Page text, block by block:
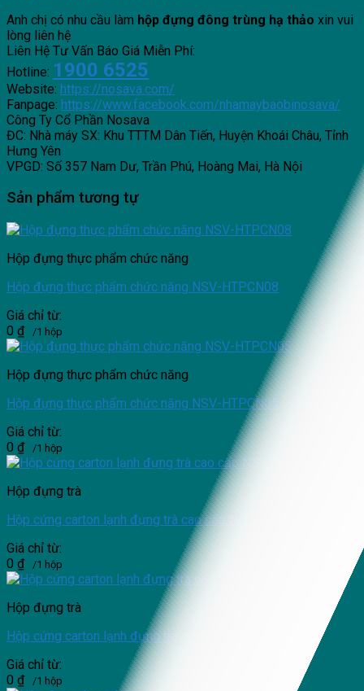
Anh chị có nhu cầu làm hộp đựng đông trùng hạ thảo xin vui
lòng liên hệ
Liên Hệ Tư Vấn Báo Giá Miễn Phí:
Hotline: 1900 6525
Website: https://nosava.com/
Fanpage: https://www.facebook.com/nhamaybaobinosava/
Công Ty Cổ Phần Nosava
ĐC: Nhà máy SX: Khu TTTM Dân Tiến, Huyện Khoái Châu, Tỉnh
Hưng Yên
VPGD: Số 357 Nam Dư, Trần Phú, Hoàng Mai, Hà Nội
Sản phẩm tương tự
Hộp đựng thực phẩm chức năng
Hộp đựng thực phẩm chức năng NSV-HTPCN08
Giá chỉ từ:
0 ₫ /1 hộp
Hộp đựng thực phẩm chức năng
Hộp đựng thực phẩm chức năng NSV-HTPCN05
Giá chỉ từ:
0 ₫ /1 hộp
Hộp đựng trà
Hộp cứng carton lạnh đựng trà cao cấp NSV-HĐT14
Giá chỉ từ:
0 ₫ /1 hộp
Hộp đựng trà
Hộp cứng carton lạnh đựng trà cao cấp NSV-HĐT11
Giá chỉ từ:
0 ₫ /1 hộp